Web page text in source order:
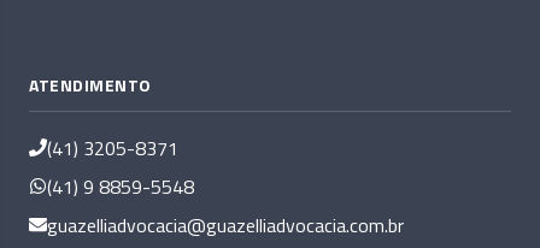
ATENDIMENTO
(41) 3205-8371
(41) 9 8859-5548
guazelliadvocacia@guazelliadvocacia.com.br